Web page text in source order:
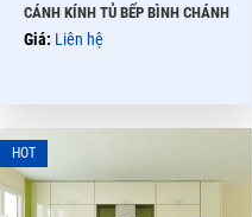
CÁNH KÍNH TỦ BẾP BÌNH CHÁNH
Giá: Liên hệ